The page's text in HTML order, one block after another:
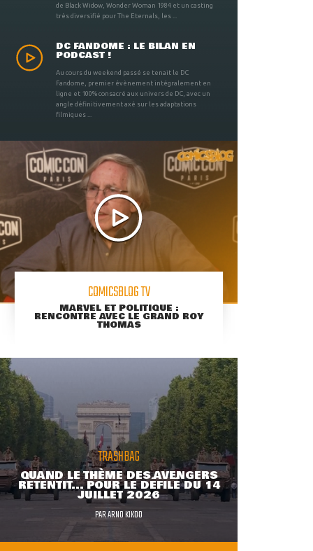
de Black Widow, Wonder Woman 1984 et un casting
très diversifié pour The Eternals, les ...
DC FANDOME : LE BILAN EN
PODCAST !
Au cours du weekend passé se tenait le DC
Fandome, premier évènement intégralement en
ligne et 100% consacré aux univers de DC, avec un
angle définitivement axé sur les adaptations
filmiques ...
COMICSBLOG TV
MARVEL ET POLITIQUE :
RENCONTRE AVEC LE GRAND ROY
THOMAS
TRASHBAG
QUAND LE THÈME DES AVENGERS
RETENTIT... POUR LE DÉFILÉ DU 14
JUILLET 2026
PARARNO KIKOO